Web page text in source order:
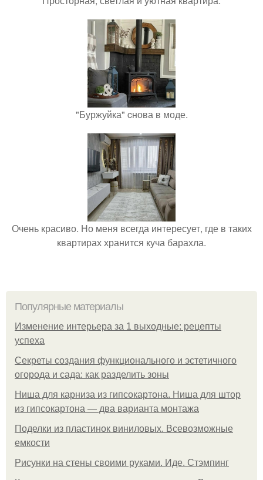
"Буржуйка" cнова в моде.
Очень красиво. Но меня всегда интересует, где в таких
квартирах хранится куча барахла.
Популярные материалы
Изменение интерьера за 1 выходные: рецепты
успеха
Секреты создания функционального и эстетичного
огорода и сада: как разделить зоны
Ниша для карниза из гипсокартона. Ниша для штор
из гипсокартона — два варианта монтажа
Поделки из пластинок виниловых. Всевозможные
емкости
Рисунки на стены своими руками. Иде. Стэмпинг